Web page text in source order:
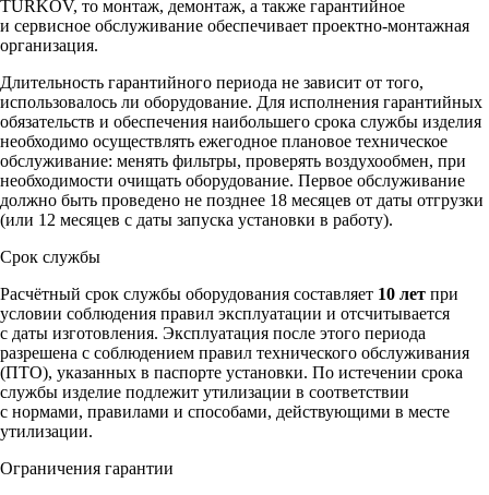
TURKOV, то монтаж, демонтаж, а также гарантийное
и сервисное обслуживание обеспечивает проектно-монтажная
организация.
Длительность гарантийного периода не зависит от того,
использовалось ли оборудование. Для исполнения гарантийных
обязательств и обеспечения наибольшего срока службы изделия
необходимо осуществлять ежегодное плановое техническое
обслуживание: менять фильтры, проверять воздухообмен, при
необходимости очищать оборудование. Первое обслуживание
должно быть проведено не позднее 18 месяцев от даты отгрузки
(или 12 месяцев с даты запуска установки в работу).
Срок службы
Расчётный срок службы оборудования составляет 10 лет при
условии соблюдения правил эксплуатации и отсчитывается
с даты изготовления. Эксплуатация после этого периода
разрешена с соблюдением правил технического обслуживания
(ПТО), указанных в паспорте установки. По истечении срока
службы изделие подлежит утилизации в соответствии
с нормами, правилами и способами, действующими в месте
утилизации.
Ограничения гарантии